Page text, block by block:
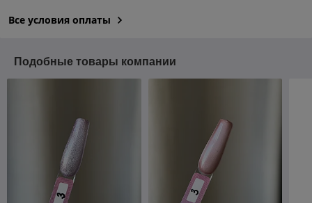
Все условия оплаты
Подобные товары компании